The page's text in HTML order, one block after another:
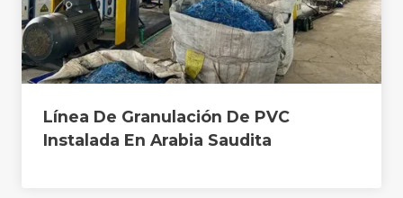
Línea De Granulación De PVC
Instalada En Arabia Saudita